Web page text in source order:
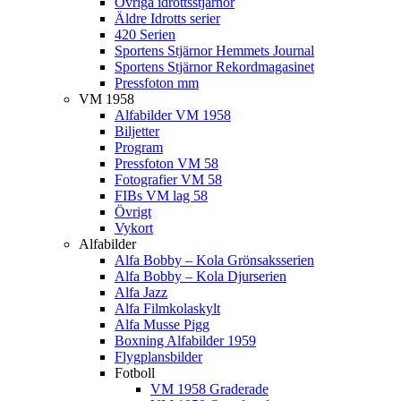
Äldre Idrotts serier
420 Serien
Sportens Stjärnor Hemmets Journal
Sportens Stjärnor Rekordmagasinet
Pressfoton mm
VM 1958
Alfabilder VM 1958
Biljetter
Program
Pressfoton VM 58
Fotografier VM 58
FIBs VM lag 58
Övrigt
Vykort
Alfabilder
Alfa Bobby – Kola Grönsaksserien
Alfa Bobby – Kola Djurserien
Alfa Jazz
Alfa Filmkolaskylt
Alfa Musse Pigg
Boxning Alfabilder 1959
Flygplansbilder
Fotboll
VM 1958 Graderade